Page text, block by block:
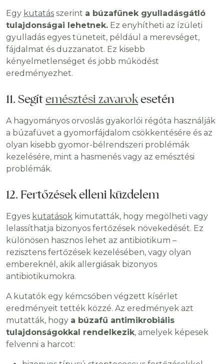
Egy kutatás szerint a búzafűnek gyulladásgátló
tulajdonságai lehetnek. Ez enyhítheti az ízületi
gyulladás egyes tüneteit, például a merevséget,
fájdalmat és duzzanatot. Ez kisebb
kényelmetlenséget és jobb működést
eredményezhet.
11. Segítemésztési zavarokesetén
A hagyományos orvoslás gyakorlói régóta használják
a búzafüvet a gyomorfájdalom csökkentésére és az
olyan kisebb gyomor-bélrendszeri problémák
kezelésére, mint a hasmenés vagy az emésztési
problémák.
12. Fertőzések elleni küzdelem
Egyes kutatások kimutatták, hogy megölheti vagy
lelassíthatja bizonyos fertőzések növekedését. Ez
különösen hasznos lehet az antibiotikum –
rezisztens fertőzések kezelésében, vagy olyan
embereknél, akik allergiásak bizonyos
antibiotikumokra.
A kutatók egy kémcsőben végzett kísérlet
eredményeit tették közzé. Az eredmények azt
mutatták, hogy a búzafű antimikrobiális
tulajdonságokkal rendelkezik, amelyek képesek
felvenni a harcot: